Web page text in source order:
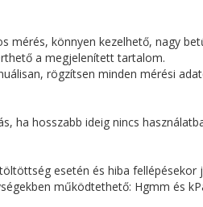
mérés, könnyen kezelhető, nagy
a megjelenített tartalom.
rögzítsen minden mérési
ha hosszabb ideig nincs
esetén és hiba fellépésekor
működtethető: Hgmm és